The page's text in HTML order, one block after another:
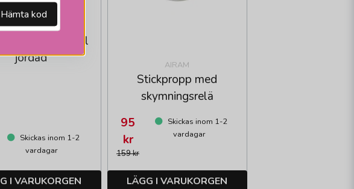
AIRAM
med kabel
jordad
Skickas inom 1-2
vardagar
I VARUKORGEN
AIRAM
Stickpropp med
skymningsrelä
159 kr
95
kr
Skickas inom 1-2
vardagar
LÄGG I VARUKORGEN
Hämta kod